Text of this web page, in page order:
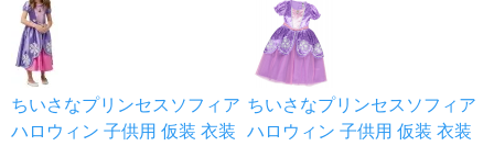
ちいさなプリンセスソフィア
ハロウィン 子供用 仮装 衣装
ちいさなプリンセスソフィア
ハロウィン 子供用 仮装 衣装